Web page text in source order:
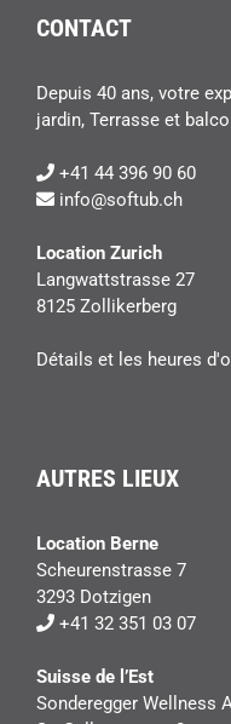
CONTACT
Depuis 40 ans, votre
jardin, Terrasse et
+41 44 396 90 60
info@softub.ch
Location Zurich
Langwattstrasse 27
8125 Zollikerberg
Détails et les heures
AUTRES LIEUX
Location Berne
Scheurenstrasse 7
3293 Dotzigen
+41 32 351 03 07
Suisse de l’Est
Sonderegger Wellness